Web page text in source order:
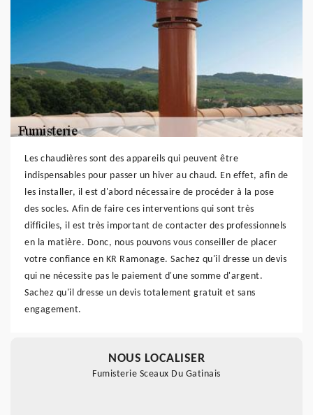
Les chaudières sont des appareils qui peuvent être
indispensables pour passer un hiver au chaud. En effet, afin de
les installer, il est d'abord nécessaire de procéder à la pose
des socles. Afin de faire ces interventions qui sont très
difficiles, il est très important de contacter des professionnels
en la matière. Donc, nous pouvons vous conseiller de placer
votre confiance en KR Ramonage. Sachez qu'il dresse un devis
qui ne nécessite pas le paiement d'une somme d'argent.
Sachez qu'il dresse un devis totalement gratuit et sans
engagement.
NOUS LOCALISER
Fumisterie Sceaux Du Gatinais